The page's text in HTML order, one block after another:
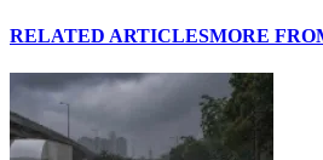
RELATED ARTICLESMORE